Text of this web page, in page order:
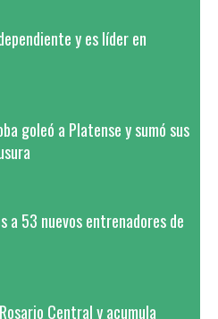
y es líder en
goleó a Platense y sumó sus
53 nuevos entrenadores de
Central y acumula